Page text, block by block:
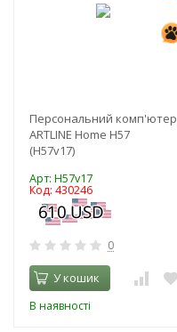
Персональний комп'ютер
ARTLINE Home H57
(H57v17)
Арт: H57v17
Код: 430246
0
У кошик
В наявності